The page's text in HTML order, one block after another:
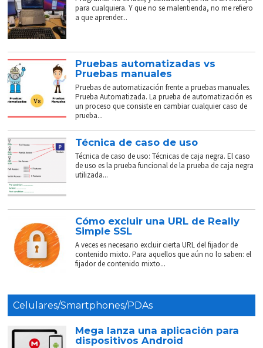
para cualquiera. Y que no se malentienda, no me refiero
a que aprender...
Pruebas automatizadas vs
Pruebas manuales
Pruebas de automatización frente a pruebas manuales.
Prueba Automatizada. La prueba de automatización es
un proceso que consiste en cambiar cualquier caso de
prueba...
Técnica de caso de uso
Técnica de caso de uso: Técnicas de caja negra. El caso
de uso es la prueba funcional de la prueba de caja negra
utilizada...
Cómo excluir una URL de Really
Simple SSL
A veces es necesario excluir cierta URL del fijador de
contenido mixto. Para aquellos que aún no lo saben: el
fijador de contenido mixto...
Celulares/Smartphones/PDAs
Mega lanza una aplicación para
dispositivos Android